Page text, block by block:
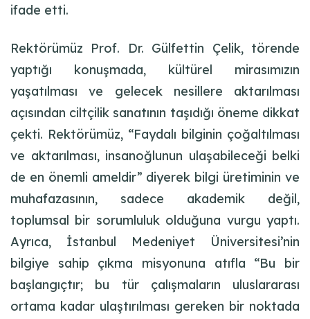
ifade etti.
Rektörümüz Prof. Dr. Gülfettin Çelik, törende
yaptığı konuşmada, kültürel mirasımızın
yaşatılması ve gelecek nesillere aktarılması
açısından ciltçilik sanatının taşıdığı öneme dikkat
çekti. Rektörümüz, “Faydalı bilginin çoğaltılması
ve aktarılması, insanoğlunun ulaşabileceği belki
de en önemli ameldir” diyerek bilgi üretiminin ve
muhafazasının, sadece akademik değil,
toplumsal bir sorumluluk olduğuna vurgu yaptı.
Ayrıca, İstanbul Medeniyet Üniversitesi’nin
bilgiye sahip çıkma misyonuna atıfla “Bu bir
başlangıçtır; bu tür çalışmaların uluslararası
ortama kadar ulaştırılması gereken bir noktada